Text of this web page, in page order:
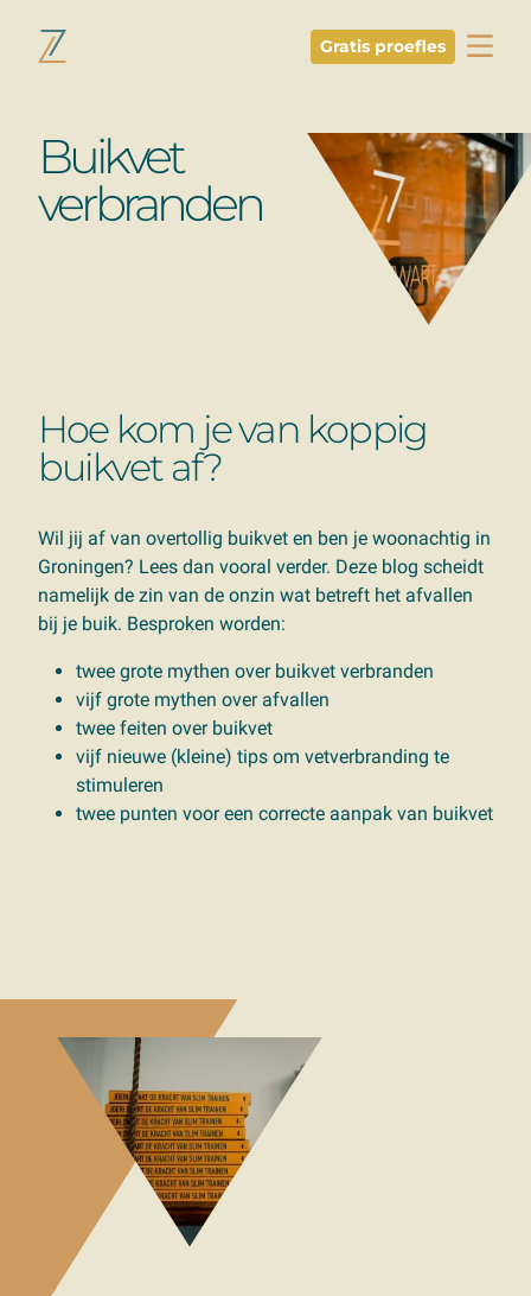
Gratis proefles
Buikvet
verbranden
Hoe kom je van koppig
buikvet af?
Wil jij af van overtollig buikvet en ben je woonachtig in
Groningen? Lees dan vooral verder. Deze blog scheidt
namelijk de zin van de onzin wat betreft het afvallen
bij je buik. Besproken worden:
twee grote mythen over buikvet verbranden
vijf grote mythen over afvallen
twee feiten over buikvet
vijf nieuwe (kleine) tips om vetverbranding te
stimuleren
twee punten voor een correcte aanpak van buikvet